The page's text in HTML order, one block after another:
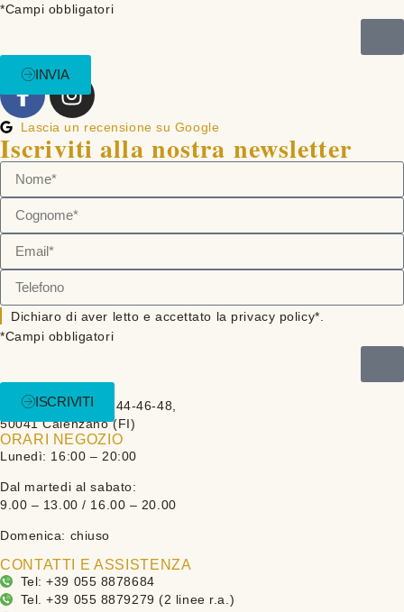
*Campi obbligatori
INVIA
Lascia un recensione su Google
Iscriviti alla nostra newsletter
Dichiaro di aver letto e accettato la privacy policy*.
*Campi obbligatori
ISCRIVITI
DOVE SIAMO
Via Sandro Pertini 44-46-48,
50041 Calenzano (FI)
ORARI NEGOZIO
Lunedì: 16:00 – 20:00
Dal martedi al sabato:
9.00 – 13.00 / 16.00 – 20.00
Domenica: chiuso
CONTATTI E ASSISTENZA
Tel: +39 055 8878684
Tel. +39 055 8879279 (2 linee r.a.)